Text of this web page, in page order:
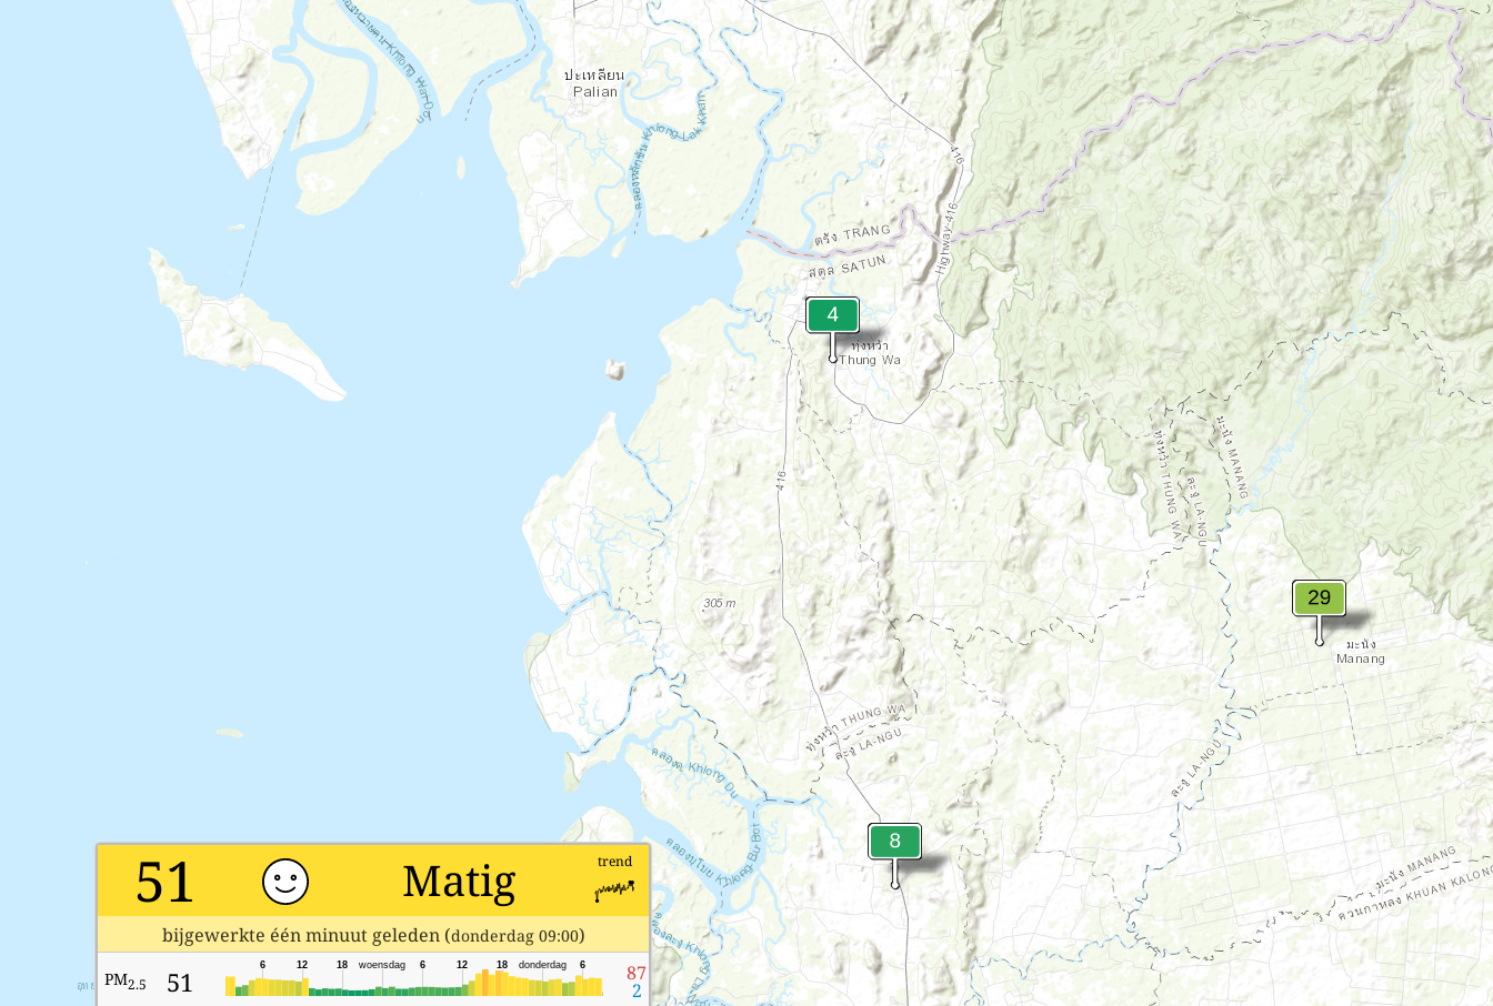
51 Matig trend
bijgewerkte één minuut geleden (donderdag 09:00)
PM2.5 51
6
donderdag
18
12
6
woensdag
18
12
6 87
2